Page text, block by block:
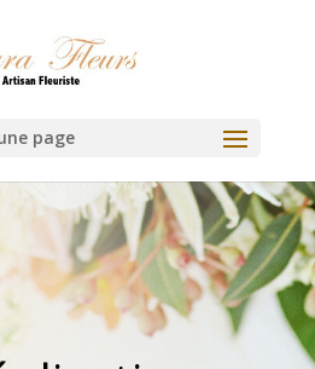
page